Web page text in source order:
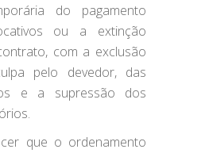
do pagamento
ou a extinção
com a exclusão
pelo devedor, das
e a supressão dos
que o ordenamento